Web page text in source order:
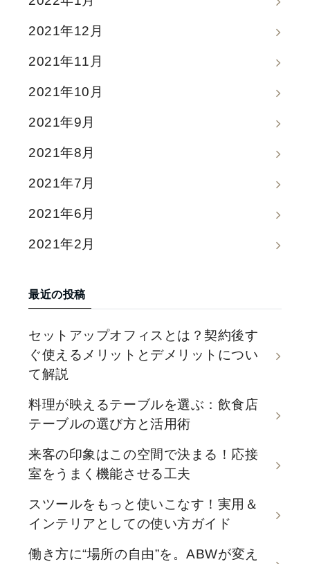
2021年12月
2021年11月
2021年10月
2021年9月
2021年8月
2021年7月
2021年6月
2021年2月
最近の投稿
セットアップオフィスとは？契約後す
ぐ使えるメリットとデメリットについ
て解説
料理が映えるテーブルを選ぶ：飲食店
テーブルの選び方と活用術
来客の印象はこの空間で決まる！応接
室をうまく機能させる工夫
スツールをもっと使いこなす！実用＆
インテリアとしての使い方ガイド
働き方に“場所の自由”を。ABWが変え